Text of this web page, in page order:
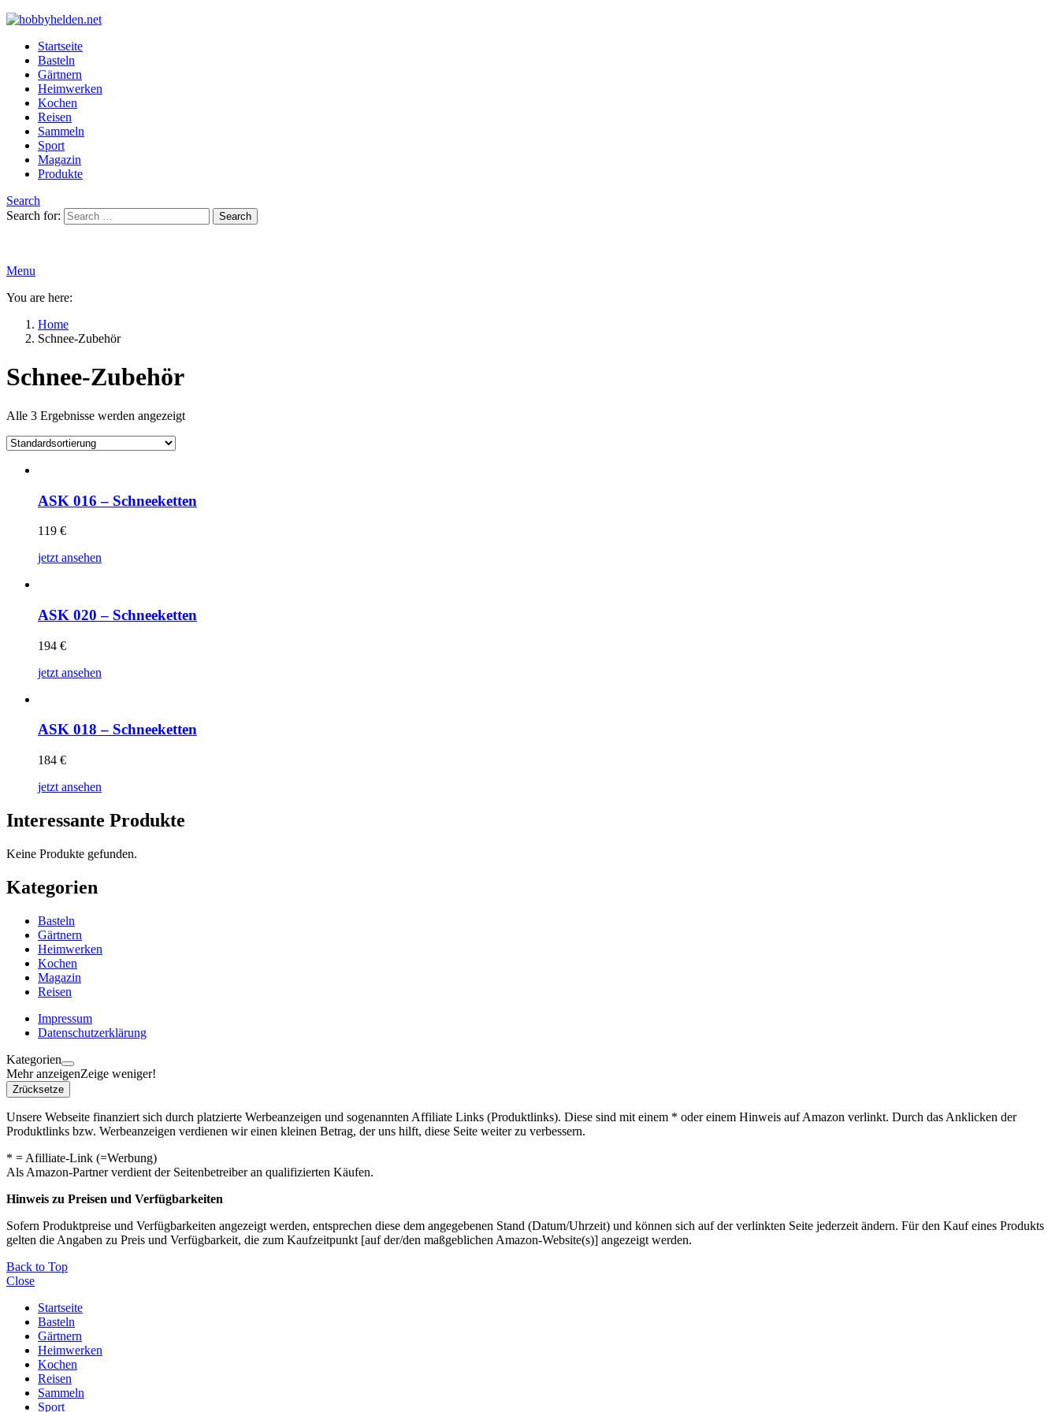
Startseite
Basteln
Gärtnern
Heimwerken
Kochen
Reisen
Sammeln
Sport
Magazin
Produkte
Search
Search for:
Search
Menu
You are here:
Home
Schnee-Zubehör
Schnee-Zubehör
Alle 3 Ergebnisse werden angezeigt
ASK 016 – Schneeketten
119 €
jetzt ansehen
ASK 020 – Schneeketten
194 €
jetzt ansehen
ASK 018 – Schneeketten
184 €
jetzt ansehen
Interessante Produkte
Keine Produkte gefunden.
Kategorien
Basteln
Gärtnern
Heimwerken
Kochen
Magazin
Reisen
Impressum
Datenschutzerklärung
Kategorien
Mehr anzeigenZeige weniger!
Zrücksetze
Unsere Webseite finanziert sich durch platzierte Werbeanzeigen und sogenannten Affiliate Links (Produktlinks). Diese sind mit einem * oder einem Hinweis auf Amazon verlinkt. Durch das Anklicken der
Produktlinks bzw. Werbeanzeigen verdienen wir einen kleinen Betrag, der uns hilft, diese Seite weiter zu verbessern.
* = Afilliate-Link (=Werbung)
Als Amazon-Partner verdient der Seitenbetreiber an qualifizierten Käufen.
Hinweis zu Preisen und Verfügbarkeiten
Sofern Produktpreise und Verfügbarkeiten angezeigt werden, entsprechen diese dem angegebenen Stand (Datum/Uhrzeit) und können sich auf der verlinkten Seite jederzeit ändern. Für den Kauf eines Produkts
gelten die Angaben zu Preis und Verfügbarkeit, die zum Kaufzeitpunkt [auf der/den maßgeblichen Amazon-Website(s)] angezeigt werden.
Back to Top
Close
Startseite
Basteln
Gärtnern
Heimwerken
Kochen
Reisen
Sammeln
Sport